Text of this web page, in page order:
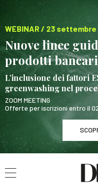
WEBINAR / 23 settembre
Nuove linee
prodotti bancari
L’inclusione dei fattori
greenwashing nel
ZOOM MEETING
Offerte per iscrizioni entro il
WEBINAR
Nuove linee guida